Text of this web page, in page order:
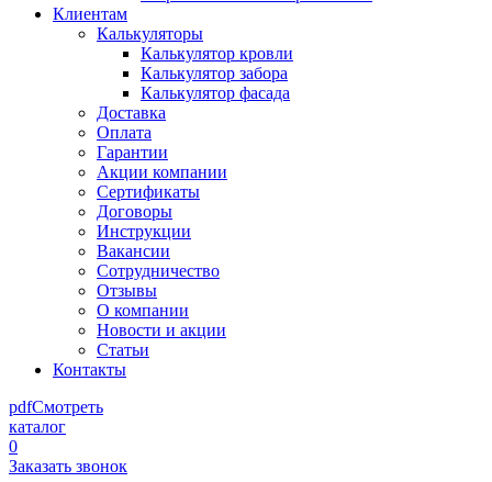
Клиентам
Калькуляторы
Калькулятор кровли
Калькулятор забора
Калькулятор фасада
Доставка
Оплата
Гарантии
Акции компании
Сертификаты
Договоры
Инструкции
Вакансии
Сотрудничество
Отзывы
О компании
Новости и акции
Статьи
Контакты
pdfСмотреть
каталог
0
Заказать звонок